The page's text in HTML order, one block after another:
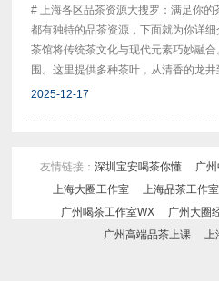
# 上海各区品茶资源大搜罗：满足你
都有独特的品茶资源，下面就为你详
茶馆将传统茶文化与现代元素巧妙融
围。这里提供多种茶叶，从清香的龙
2025-12-17
友情链接： 深圳宝安喝茶你懂 广
上海大圈工作室
上海品茶工作
广州喝茶工作室WX
广州大圈
广州高端品茶上课
上